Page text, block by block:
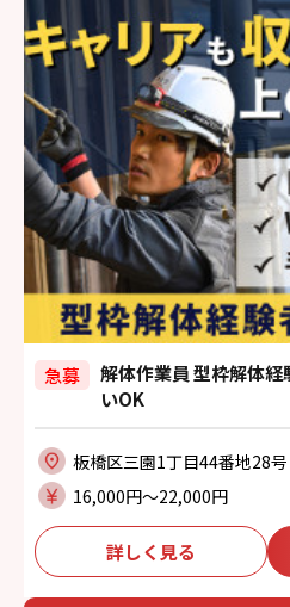
急募
解体作業員 型枠解体
いOK
板橋区三園1丁目44番地28号
16,000円〜22,000円
詳しく見る